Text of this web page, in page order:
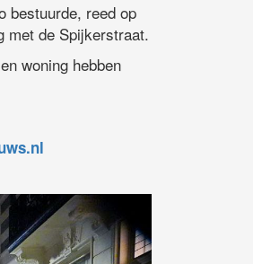
bestuurde, reed op
met de Spijkerstraat.
woning hebben